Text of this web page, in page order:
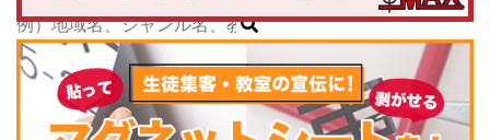
福井県
山梨県
長野県
岐阜県
静岡県
スポーツ・運動(2745)